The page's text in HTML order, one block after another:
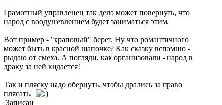
Грамотный управленец так дело может повернуть, что
народ с воодушевлением будет заниматься этим.
Вот пример - "краповый" берет. Ну что романтичного
может быть в красной шапочке? Как сказку вспомню -
рыдаю от смеха. А погляди, как организовали - народ в
драку за ней кидается!
Так и пляску надо обернуть, чтобы дрались за право
плясать.
Записан